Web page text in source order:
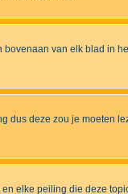
van elk blad in
deze zou je moeten
elke peiling die deze